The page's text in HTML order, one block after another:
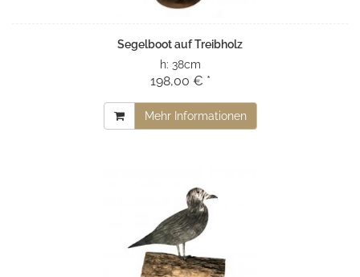
Segelboot auf Treibholz
h: 38cm
198,00 € *
Mehr Informationen